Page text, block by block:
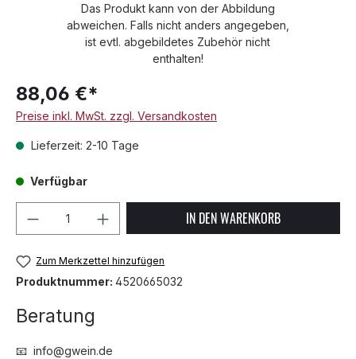
Das Produkt kann von der Abbildung
abweichen. Falls nicht anders angegeben,
ist evtl. abgebildetes Zubehör nicht
enthalten!
88,06 €*
Preise inkl. MwSt. zzgl. Versandkosten
Lieferzeit: 2-10 Tage
Verfügbar
Produkt Anzahl: Gib denIN DEN WARENKORB
Zum Merkzettel hinzufügen
Produktnummer: 4520665032
Beratung
📧 info@gwein.de